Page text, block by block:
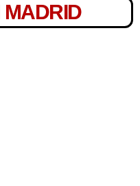
MADRID